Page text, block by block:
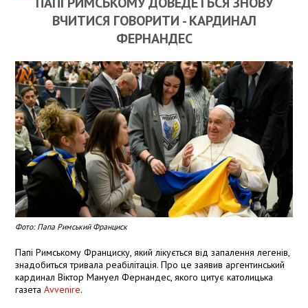
ВЧИТИСЯ ГОВОРИТИ - КАРДИНАЛ
ФЕРНАНДЕС
Фото: Папа Римський Франциск
Папі Римському Франциску, який лікується від запалення легенів,
знадобиться тривала реабілітація. Про це заявив аргентинський
кардинал Віктор Мануел Фернандес, якого цитує католицька
газетаAvvenire.